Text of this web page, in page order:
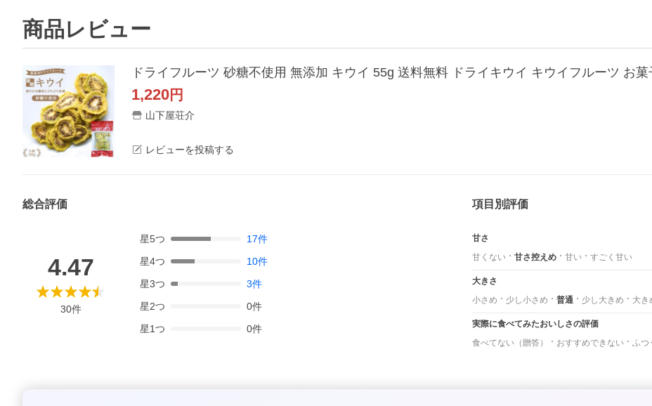
商品レビュー
1,220円
山下屋荘介
レビューを投稿する
総合評価
4.47
30件
星5つ 17件
星4つ 10件
星3つ 3件
星2つ 0件
星1つ 0件
項目別評価
甘さ
甘くない
甘さ控えめ 甘い すごく甘い
大きさ
小さめ
少し小さめ 普通 少し大きめ 大き
実際に食べてみたおいしさの評価
食べてない（贈答）
おすすめできない ふつ